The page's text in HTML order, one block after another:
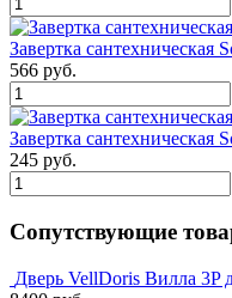
Завертка сантехническая
566 руб.
Завертка сантехническая
245 руб.
Сопутствующие
Дверь VellDoris Вилла 3P